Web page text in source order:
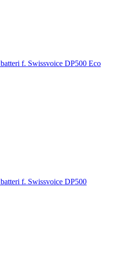
batteri f. Swissvoice DP500 Eco
batteri f. Swissvoice DP500